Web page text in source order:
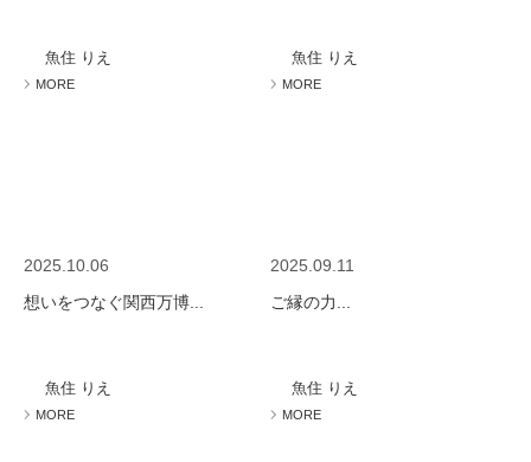
魚住 りえ
MORE
魚住 りえ
MORE
2025.10.06
想いをつなぐ関西万博...
魚住 りえ
MORE
2025.09.11
ご縁の力...
魚住 りえ
MORE